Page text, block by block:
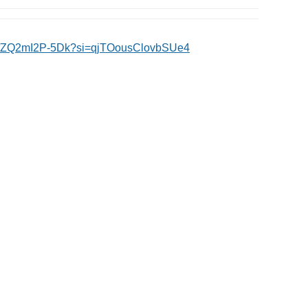
5Dk?si=qjTOousClovbSUe4